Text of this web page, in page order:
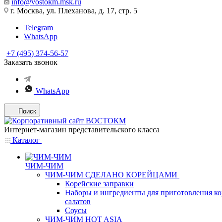
info@vostokm.msk.ru
г. Москва, ул. Плеханова, д. 17, стр. 5
Telegram
WhatsApp
+7 (495) 374-56-57
Заказать звонок
WhatsApp
Поиск
Интернет-магазин представительского класса
Каталог
ЧИМ-ЧИМ
ЧИМ-ЧИМ СДЕЛАНО КОРЕЙЦАМИ
Корейские заправки
Наборы и ингредиенты для приготовления
салатов
Соусы
ЧИМ-ЧИМ HOT ASIA